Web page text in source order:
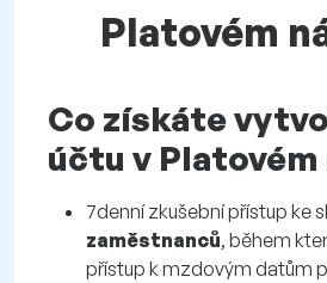
Platovém
Co získáte
účtu v
7denní zkušební přístup ke
zaměstnanců, během
přístup k mzdovým datům